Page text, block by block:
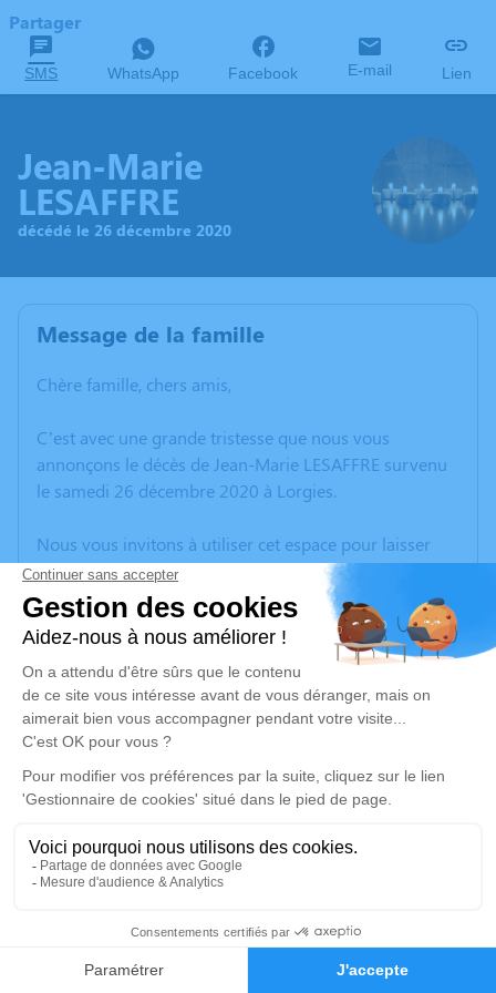
Faire-part Hommages
Partager
SMS WhatsApp Facebook E-mail Lien
Jean-Marie
LESAFFRE
décédé le 26 décembre 2020
Message de la famille
Chère famille, chers amis,
C’est avec une grande tristesse que nous vous
annonçons le décès de Jean-Marie LESAFFRE survenu
le samedi 26 décembre 2020 à Lorgies.
Nous vous invitons à utiliser cet espace pour laisser
vos condoléances, partager des photos souvenirs, une
anecdote ou exprimer vos pensées à travers des
poèmes ou des textes. Cet endroit est un lieu
d'expression dédié à honorer la mémoire de Jean-
Marie LESAFFRE.
Un service de plantation d’arbre hommage est
disponible ici.
Je rends hommage
Cérémonie civile
Crématorium d'Herlies
59134 Herlies